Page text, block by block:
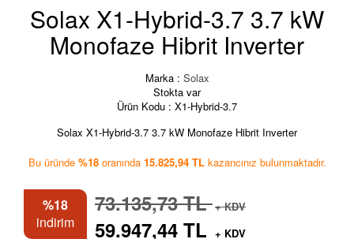
Solax X1-Hybrid-3.7 3.7 kW
Monofaze Hibrit Inverter
Marka : Solax
Stokta var
Ürün Kodu : X1-Hybrid-3.7
%18
indirim
73.135,73 TL+ KDV
59.947,44 TL + KDV
Bu üründe %18oranında 15.825,94 TL kazancınız bulunmaktadır.
Solax X1-Hybrid-3.7 3.7 kW Monofaze Hibrit Inverter